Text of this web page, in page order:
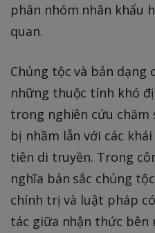
phân nhóm nhân khẩu
quan.
Chủng tộc và bản dạng
những thuộc tính khó
trong nghiên cứu chăm
bị nhầm lẫn với các
tiên di truyền. Trong
nghĩa bản sắc chủng
chính trị và luật pháp
tác giữa nhận thức bên